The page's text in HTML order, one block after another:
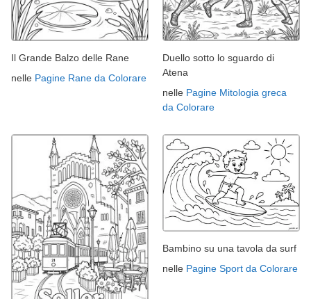
Il Grande Balzo delle Rane
nelle Pagine Rane da Colorare
Duello sotto lo sguardo di
Atena
nelle Pagine Mitologia greca
da Colorare
Bambino su una tavola da surf
nelle Pagine Sport da Colorare